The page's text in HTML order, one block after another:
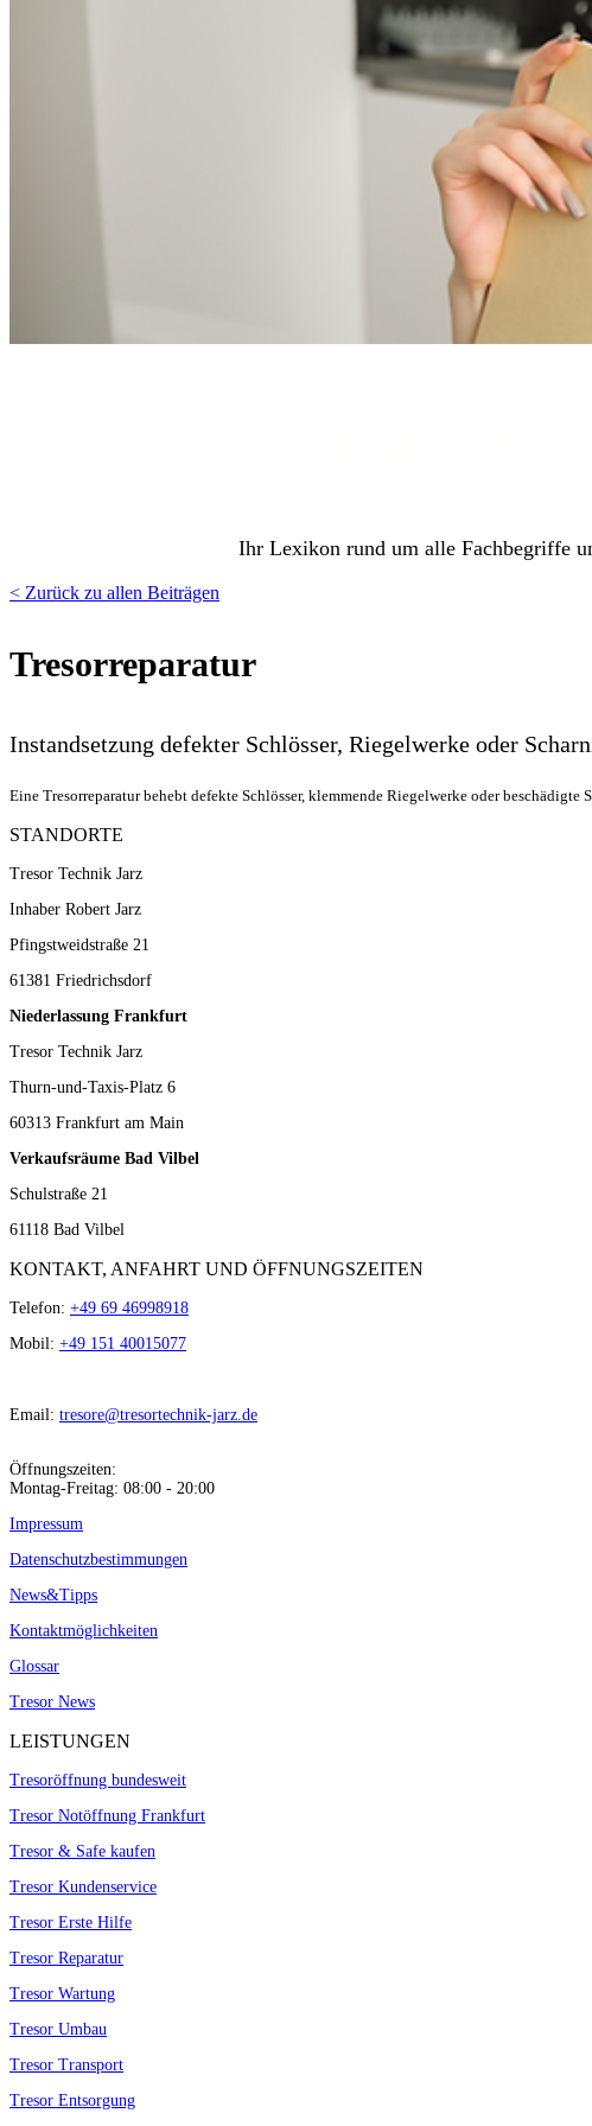
Ihr Lexikon rund um alle Fachbegriffe
< Zurück zu allen Beiträgen
Tresorreparatur
Instandsetzung defekter Schlösser, Riegelwerke oder
Eine Tresorreparatur behebt defekte Schlösser, klemmende Riegelwerke oder beschädigte
STANDORTE
Tresor Technik Jarz
Inhaber Robert Jarz
Pfingstweidstraße 21
61381 Friedrichsdorf
Niederlassung Frankfurt
Tresor Technik Jarz
Thurn-und-Taxis-Platz 6
60313 Frankfurt am Main
Verkaufsräume Bad Vilbel
Schulstraße 21
61118 Bad Vilbel
KONTAKT, ANFAHRT UND ÖFFNUNGSZEITEN
Telefon: +49 69 46998918
Mobil: +49 151 40015077
Email: tresore@tresortechnik-jarz.de
Öffnungszeiten:
Montag-Freitag: 08:00 - 20:00
Impressum
Datenschutzbestimmungen
News&Tipps
Kontaktmöglichkeiten
Glossar
Tresor News
LEISTUNGEN
Tresoröffnung bundesweit
Tresor Notöffnung Frankfurt
Tresor & Safe kaufen
Tresor Kundenservice
Tresor Erste Hilfe
Tresor Reparatur
Tresor Wartung
Tresor Umbau
Tresor Transport
Tresor Entsorgung